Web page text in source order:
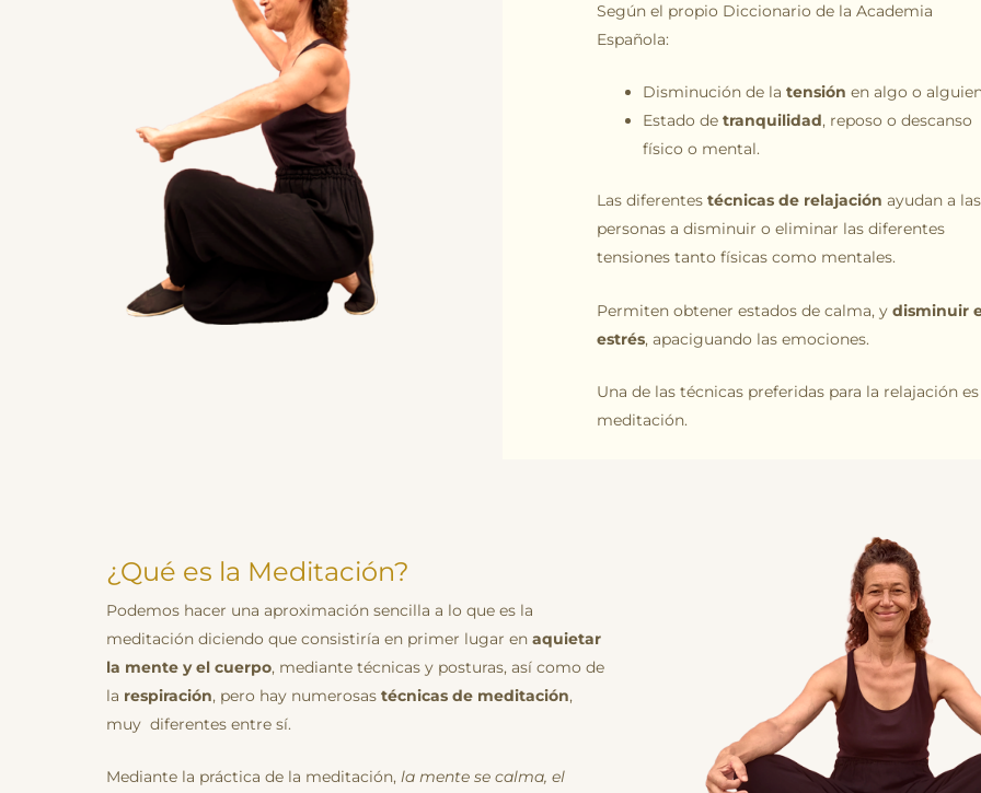
Según el propio Diccionario de la Academia
Española:
Disminución de la tensión en algo o
Estado de tranquilidad, reposo o descanso
físico o mental.
Las diferentes técnicas de relajación ayudan a las
personas a disminuir o eliminar las diferentes
tensiones tanto físicas como mentales.
Permiten obtener estados de calma, y disminuir
estrés, apaciguando las emociones.
Una de las técnicas preferidas para la relajación es
meditación.
¿Qué es la Meditación?
Podemos hacer una aproximación sencilla a lo que es la
meditación diciendo que consistiría en primer lugar en aquietar
la mente y el cuerpo, mediante técnicas y posturas, así como de
la respiración, pero hay numerosas técnicas de meditación,
muy diferentes entre sí.
Mediante la práctica de la meditación, la mente se calma, el